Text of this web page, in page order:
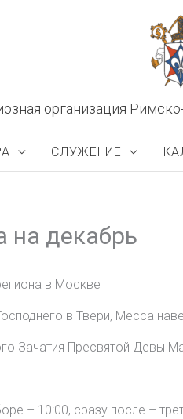
организация
СЛУЖЕНИЕ
на декабрь
в Москве
в Твери, Месса
Зачатия Пресвятой Девы
– 10:00, сразу после –